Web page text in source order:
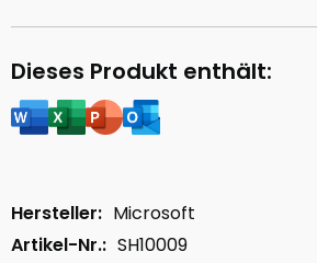
Dieses Produkt enthält:
Hersteller: Microsoft
Artikel-Nr.: SH10009